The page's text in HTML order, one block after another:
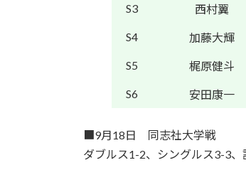
S3 西村翼
S4 加藤大輝
S5 梶原健斗
S6 安田康一
■9月18日 同志社大学戦
ダブルス1-2、シングルス3-3